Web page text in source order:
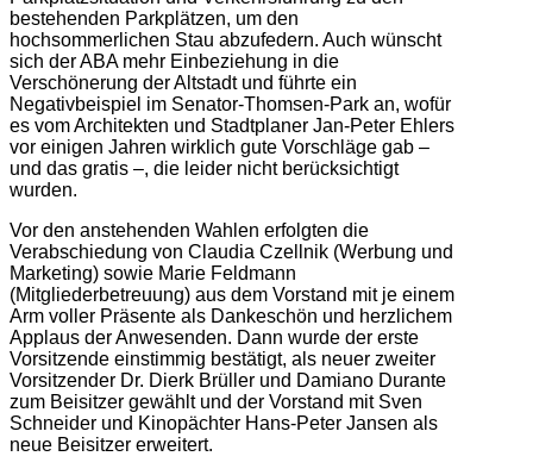
bestehenden Parkplätzen, um den
hochsommerlichen Stau abzufedern. Auch wünscht
sich der ABA mehr Einbeziehung in die
Verschönerung der Altstadt und führte ein
Negativbeispiel im Senator-Thomsen-Park an, wofür
es vom Architekten und Stadtplaner Jan-Peter Ehlers
vor einigen Jahren wirklich gute Vorschläge gab –
und das gratis –, die leider nicht berücksichtigt
wurden.
Vor den anstehenden Wahlen erfolgten die
Verabschiedung von Claudia Czellnik (Werbung und
Marketing) sowie Marie Feldmann
(Mitgliederbetreuung) aus dem Vorstand mit je einem
Arm voller Präsente als Dankeschön und herzlichem
Applaus der Anwesenden. Dann wurde der erste
Vorsitzende einstimmig bestätigt, als neuer zweiter
Vorsitzender Dr. Dierk Brüller und Damiano Durante
zum Beisitzer gewählt und der Vorstand mit Sven
Schneider und Kinopächter Hans-Peter Jansen als
neue Beisitzer erweitert.